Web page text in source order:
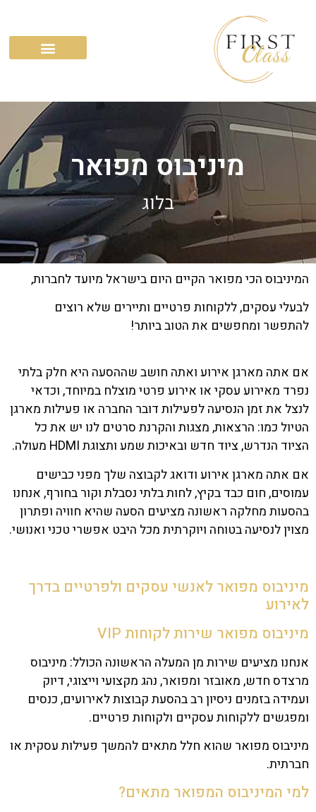
מיניבוס מפואר
בלוג
המיניבוס הכי מפואר הקיים היום בישראל מיועד לחברות,
לבעלי עסקים, ללקוחות פרטיים ותיירים שלא רוצים
להתפשר ומחפשים את הטוב ביותר!
אם אתה מארגן אירוע ואתה חושב שההסעה היא חלק בלתי
נפרד מאירוע עסקי או אירוע פרטי מוצלח במיוחד, וכדאי
לנצל את זמן הנסיעה לפעילות דובר החברה או פעילות מארגן
הטיול כמו: הרצאות, מצגות והקרנת סרטים לנו יש את כל
הציוד הנדרש, ציוד חדש ובאיכות שמע ותצוגת HDMI מעולה.
אם אתה מארגן אירוע ודואג לקבוצה שלך מפני כבישים
עמוסים, חום כבד בקיץ, לחות בלתי נסבלת וקור בחורף, אנחנו
בהסעות מחלקה ראשונה מציעים הסעה שהיא חוויה ופתרון
מצויןלנסיעה בטוחה ויוקרתית מכל היבט אפשרי טכני ואנושי.
מיניבוס מפואר לאנשי עסקים ולפרטיים בדרך
לאירוע
מיניבוס מפואר שירות לקוחות VIP
אנחנו מציעים שירות מן המעלה הראשונה הכולל: מיניבוס
מרצדס חדש, מאובזר ומפואר, נהג מקצועי וייצוגי, דיוק
ועמידה בזמנים ניסיון רב בהסעת קבוצות לאירועים, כנסים
ומפגשים ללקוחות עסקיים ולקוחות פרטיים.
מיניבוס מפואר שהוא חלל מתאים להמשך פעילות עסקית או
חברתית.
למי המיניבוס המפואר מתאים?